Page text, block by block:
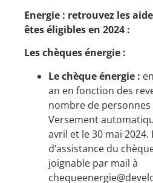
Energie : retrouvez les
êtes éligibles en 2024 :
Les chèques énergie :
Le chèque énergie :
an en fonction des
nombre de
Versement
avril et le 30 mai 2024.
d’assistance du
joignable par mail à